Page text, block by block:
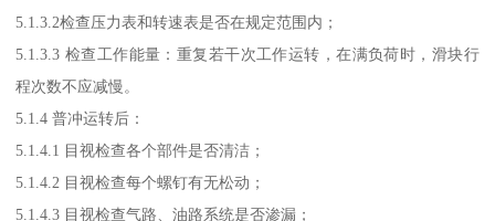
5.1.3.2检查压力表和转速表是否在规定范围内；
5.1.3.3 检查工作能量：重复若干次工作运转，在满负荷时，滑块行
程次数不应减慢。
5.1.4 普冲运转后：
5.1.4.1 目视检查各个部件是否清洁；
5.1.4.2 目视检查每个螺钉有无松动；
5.1.4.3 目视检查气路、油路系统是否渗漏；